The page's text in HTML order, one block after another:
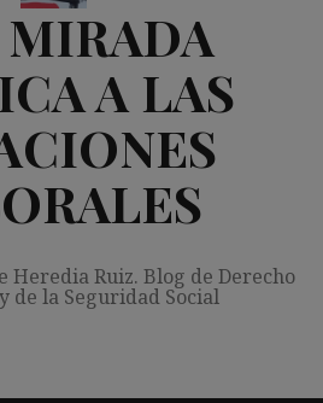
MIRADA
A LAS
Heredia Ruiz. Blog de Derecho
de la Seguridad Social